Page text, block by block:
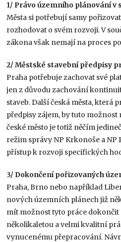
1/ Právo územního plánování
Města si potřebují samy
rozhodovat o svém rozvoji. V
zákona však nemají na proces
2/ Městské stavební předpisy
Praha potřebuje zachovat své
jen z důvodu zachování
staveb. Další česká města, která
předpisy zájem, by tuto možnost
české město je totiž něčím
režim správy NP Krkonoše a NP
přístup k rozvoji specifických
3/ Dokončení pořizovaných
Praha, Brno nebo například
nových územních plánech již
mít možnost tyto práce dokončit
několikaletou a velmi kvalitní
vynucenému přepracování.